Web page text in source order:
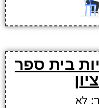
בית ספר
לא